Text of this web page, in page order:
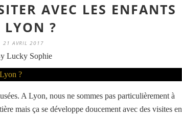
AVEC LES ENFANTS
LYON ?
21 AVRIL 2017
Lucky Sophie
A Lyon, nous ne sommes pas particulièrement à
mais ça se développe doucement avec des visites en